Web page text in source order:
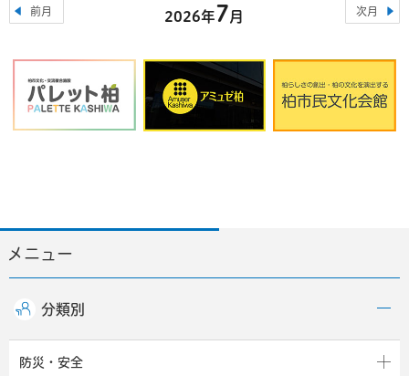
前月 2026年7月 次月
メニュー
分類別
防災・安全